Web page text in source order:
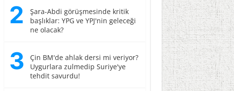
2
Şara-Abdi görüşmesinde kritik
başlıklar: YPG ve YPJ'nin geleceği
ne olacak?
3
Çin BM'de ahlak dersi mi veriyor?
Uygurlara zulmedip Suriye'ye
tehdit savurdu!